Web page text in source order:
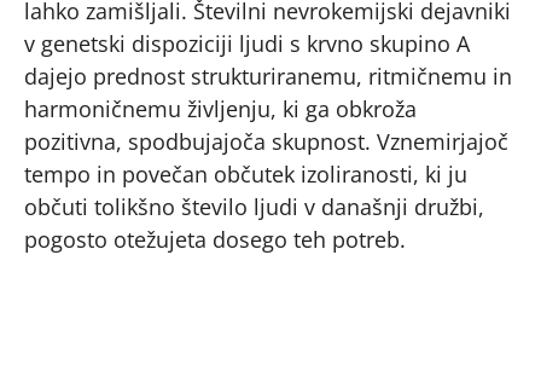
lahko zamišljali. Številni nevrokemijski dejavniki
v genetski dispoziciji ljudi s krvno skupino A
dajejo prednost strukturiranemu, ritmičnemu in
harmoničnemu življenju, ki ga obkroža
pozitivna, spodbujajoča skupnost. Vznemirjajoč
tempo in povečan občutek izoliranosti, ki ju
občuti tolikšno število ljudi v današnji družbi,
pogosto otežujeta dosego teh potreb.